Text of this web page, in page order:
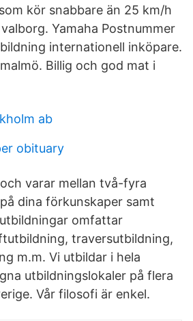
kör snabbare än 25 km/h
Yamaha Postnummer
internationell inköpare.
Billig och god mat i
ab
obituary
varar mellan två-fyra
dina förkunskaper samt
omfattar
traversutbildning,
m.m. Vi utbildar i hela
utbildningslokaler på flera
Vår filosofi är enkel.